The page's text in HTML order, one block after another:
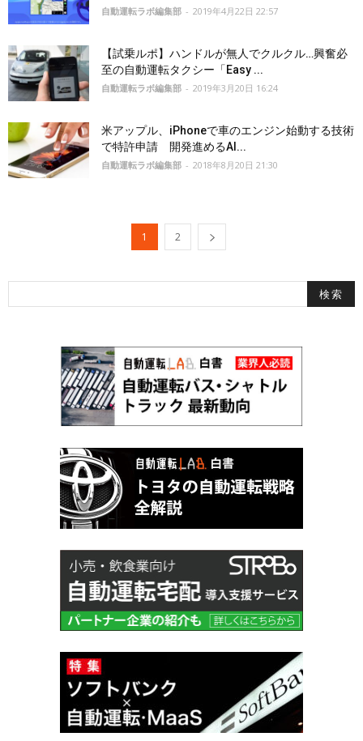
自動運転ラボ編集部 - 2019年4月22日 22:57
【試乗ルポ】ハンドルが無人でクルクル…興奮必
至の自動運転タクシー「Easy ...
自動運転ラボ編集部 - 2019年3月20日 16:24
米アップル、iPhoneで車のエンジン始動する技術
で特許申請 開発進めるAI...
自動運転ラボ編集部 - 2018年8月20日 21:30
1 2